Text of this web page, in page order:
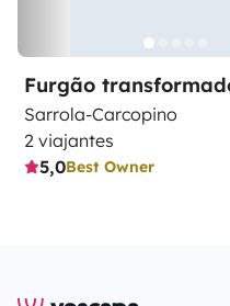
Furgão
Sarrola-Carcopino
2 viajantes
5,0Best Owner